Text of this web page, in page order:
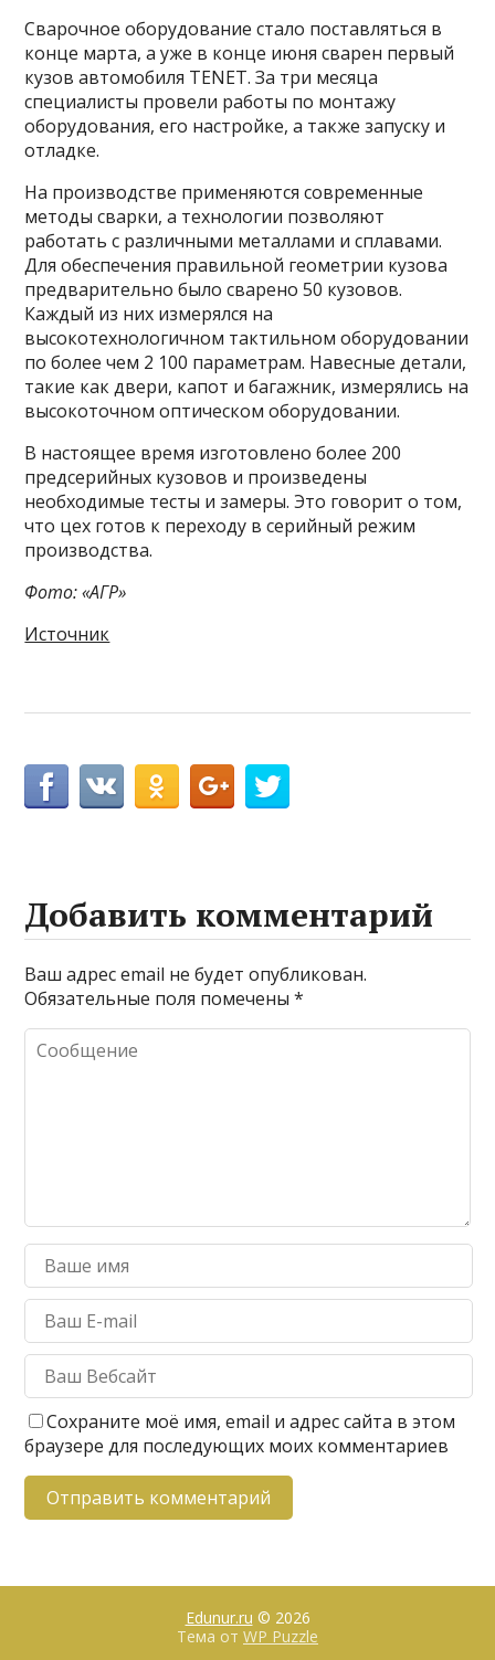
Сварочное оборудование стало поставляться в
конце марта, а уже в конце июня сварен первый
кузов автомобиля TENET. За три месяца
специалисты провели работы по монтажу
оборудования, его настройке, а также запуску и
отладке.
На производстве применяются современные
методы сварки, а технологии позволяют
работать с различными металлами и сплавами.
Для обеспечения правильной геометрии кузова
предварительно было сварено 50 кузовов.
Каждый из них измерялся на
высокотехнологичном тактильном оборудовании
по более чем 2 100 параметрам. Навесные детали,
такие как двери, капот и багажник, измерялись на
высокоточном оптическом оборудовании.
В настоящее время изготовлено более 200
предсерийных кузовов и произведены
необходимые тесты и замеры. Это говорит о том,
что цех готов к переходу в серийный режим
производства.
Фото: «АГР»
Источник
Добавить комментарий
Ваш адрес email не будет опубликован.
Обязательные поля помечены*
Сохраните моё имя, email и адрес сайта в этом
браузере для последующих моих комментариев
Edunur.ru © 2026
Тема от WP Puzzle